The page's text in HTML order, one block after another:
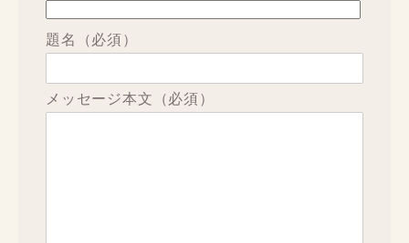
題名（必須）
メッセージ本文（必須）